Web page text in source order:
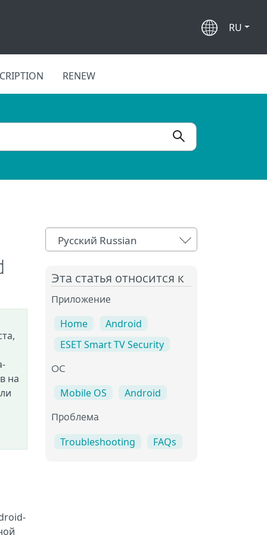
RU
RENEW
на
Русский Russian
Эта статья относится к
Приложение
Home
Android
ESET Smart TV Security
OC
Mobile OS Android
Проблема
Troubleshooting FAQs